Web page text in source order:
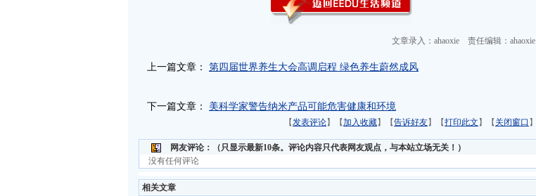
文章录入：ahaoxie 责任编辑：ahaoxie
上一篇文章： 第四届世界养生大会高调启程 绿色养生蔚然成风
下一篇文章： 美科学家警告纳米产品可能危害健康和环境
【发表评论】【加入收藏】【告诉好友】【打印此文 】【 关闭窗口 】
网友评论：
（只显示最新10条。评论内容只代表网友观点，与本站立场无关！）
没有任何评论
相关文章